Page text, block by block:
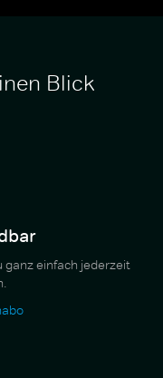
Blick
ganz einfach jederzeit